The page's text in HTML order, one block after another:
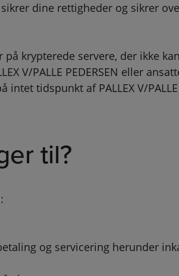
dine rettigheder og sikrer
krypterede servere, der ikke
V/PALLE PEDERSEN eller
tidspunkt af PALLEX V/PALLE
til?
og servicering herunder